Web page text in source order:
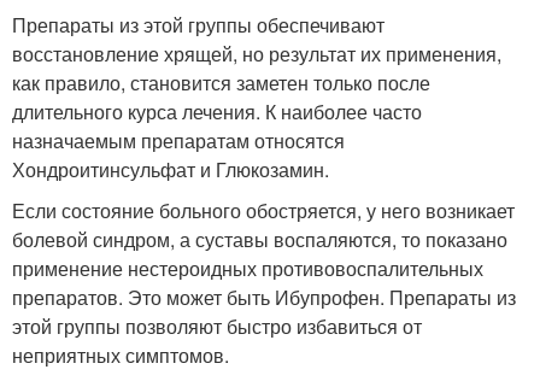
Препараты из этой группы обеспечивают
восстановление хрящей, но результат их применения,
как правило, становится заметен только после
длительного курса лечения. К наиболее часто
назначаемым препаратам относятся
Хондроитинсульфат и Глюкозамин.
Если состояние больного обостряется, у него возникает
болевой синдром, а суставы воспаляются, то показано
применение нестероидных противовоспалительных
препаратов. Это может быть Ибупрофен. Препараты из
этой группы позволяют быстро избавиться от
неприятных симптомов.